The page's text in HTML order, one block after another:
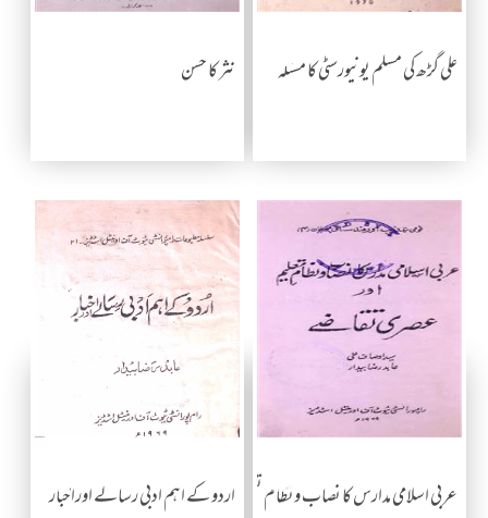
علی گڑھ کی مسلم یونیورسٹی کا مسئلہ نثر کا حسن
عربی اسلامی مدارس کا نصاب ونظام تعلیم اورعصری تقاضے
اردو کے اہم ادبی رسالے اوراخبار